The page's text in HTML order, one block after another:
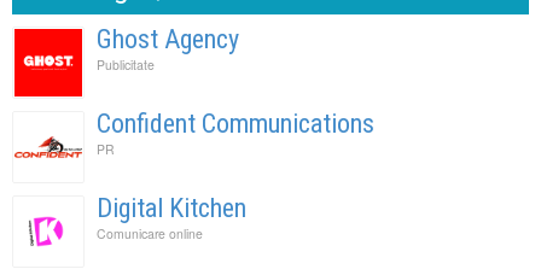
Ghost Agency
Publicitate
Confident Communications
PR
Digital Kitchen
Comunicare online